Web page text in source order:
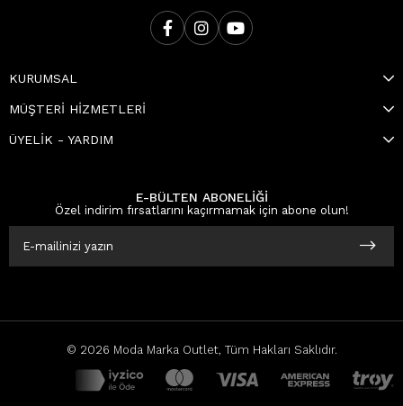
KURUMSAL
MÜŞTERİ HİZMETLERİ
ÜYELİK - YARDIM
E-BÜLTEN ABONELİĞİ
Özel indirim fırsatlarını kaçırmamak için abone olun!
© 2026 Moda Marka Outlet, Tüm Hakları Saklıdır.